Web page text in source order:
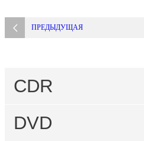
ПРЕДЫДУЩАЯ
CDR
DVD